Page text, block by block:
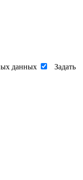
данных
Задать